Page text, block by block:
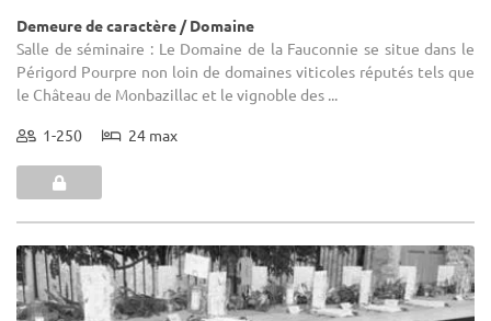
Demeure de caractère / Domaine
Salle de séminaire : Le Domaine de la Fauconnie se situe dans le
Périgord Pourpre non loin de domaines viticoles réputés tels que
le Château de Monbazillac et le vignoble des ...
1-250 24 max